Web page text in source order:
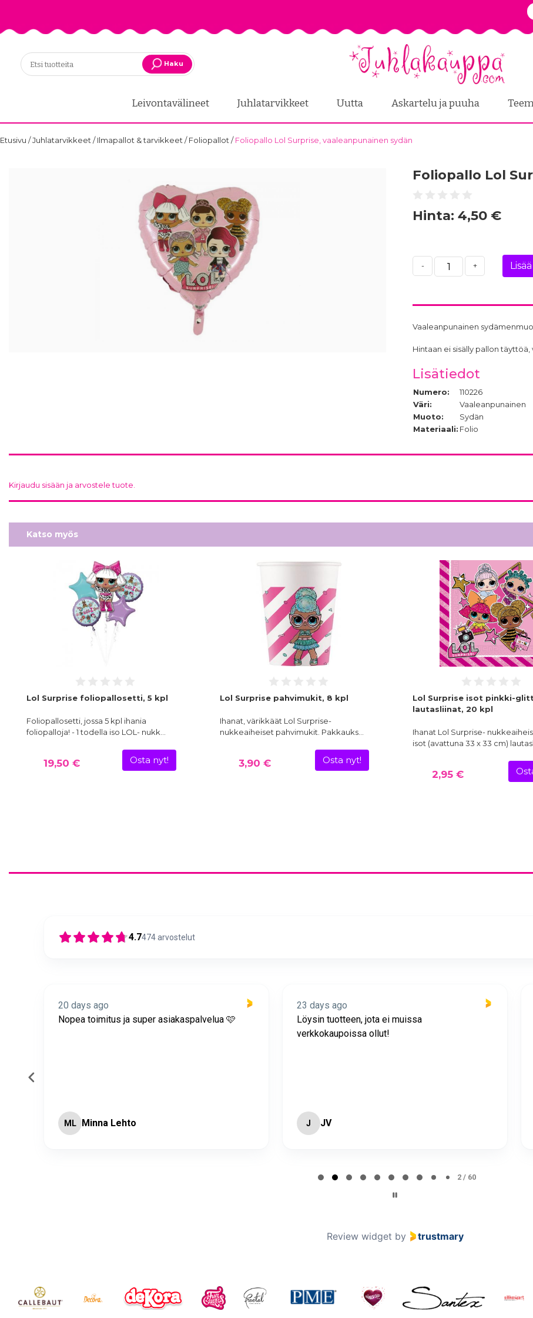
Haku
Leivontavälineet Juhlatarvikkeet Uutta Askartelu ja puuha
Etusivu /Juhlatarvikkeet /Ilmapallot & tarvikkeet /Foliopallot /Foliopallo Lol Surprise, vaaleanpunainen sydän
Foliopallo Lol
Hinta: 4,50 €
- +
Vaaleanpunainen
Hintaan ei sisälly pallon
Lisätiedot
Numero:
110226
Väri:
Vaaleanpunainen
Muoto:
Sydän
Materiaali: Folio
Kirjaudu sisään ja arvostele tuote.
Katso myös
Lol Surprise foliopallosetti, 5 kpl
Foliopallosetti, jossa 5 kpl ihania
foliopalloja! - 1 todella iso LOL- nukk…
19,50 € Osta nyt!
Lol Surprise pahvimukit, 8 kpl
Ihanat, värikkäät Lol Surprise-
nukkeaiheiset pahvimukit. Pakkauks…
3,90 € Osta nyt!
Lol Surprise isot pinkki-
lautasliinat, 20 kpl
Ihanat Lol Surprise-
isot (avattuna 33 x 33 cm)
2,95 €
4.7474arvostelut
20 days ago
Nopea toimitus ja super asiakaspalvelua 🩷
ML Minna Lehto
23 days ago
Löysin tuotteen, jota ei muissa
verkkokaupoissa ollut!
J JV
2 / 60
Review widget by trustmary